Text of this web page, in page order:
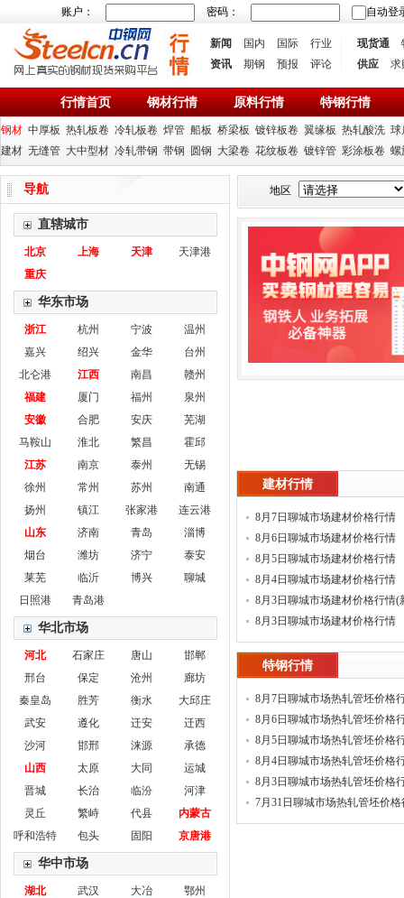
账户： 密码： 自动登
新闻 国内 国际
行业
资讯
期钢 预报 评论
现货通
供应
求
行情首页 钢材行情 原料行情 特钢行情
钢材 中厚板 热轧板卷 冷轧板卷 焊管 船板 桥梁板 镀锌板卷 翼缘板 热轧酸洗 球
建材 无缝管 大中型材 冷轧带钢 带钢 圆钢 大梁卷 花纹板卷 镀锌管 彩涂板卷 螺
导航
直辖城市
北京 上海 天津
天津港
重庆
华东市场
浙江 杭州 宁波
温州
嘉兴
绍兴 金华
台州
北仑港
江西 南昌
赣州
福建
厦门 福州
泉州
安徽
合肥 安庆
芜湖
马鞍山
淮北 繁昌
霍邱
江苏
南京 泰州
无锡
徐州
常州 苏州
南通
扬州
镇江 张家港
连云港
山东
济南 青岛
淄博
烟台
潍坊 济宁
泰安
莱芜
临沂 博兴
聊城
日照港
青岛港
华北市场
河北 石家庄 唐山
邯郸
邢台
保定 沧州
廊坊
秦皇岛
胜芳 衡水
大邱庄
武安
遵化 迁安
迁西
沙河
邯邢 涞源
承德
山西
太原 大同
运城
晋城
长治 临汾
河津
灵丘
繁峙 代县
内蒙古
呼和浩特
包头 固阳 京唐港
华中市场
湖北 武汉 大冶
鄂州
地区
建材行情
8月7日聊城市场建材价格行情
8月6日聊城市场建材价格行情
8月5日聊城市场建材价格行情
8月4日聊城市场建材价格行情
8月3日聊城市场建材价格行情(
8月3日聊城市场建材价格行情
特钢行情
8月7日聊城市场热轧管坯价格
8月6日聊城市场热轧管坯价格
8月5日聊城市场热轧管坯价格
8月4日聊城市场热轧管坯价格
8月3日聊城市场热轧管坯价格
7月31日聊城市场热轧管坯价格